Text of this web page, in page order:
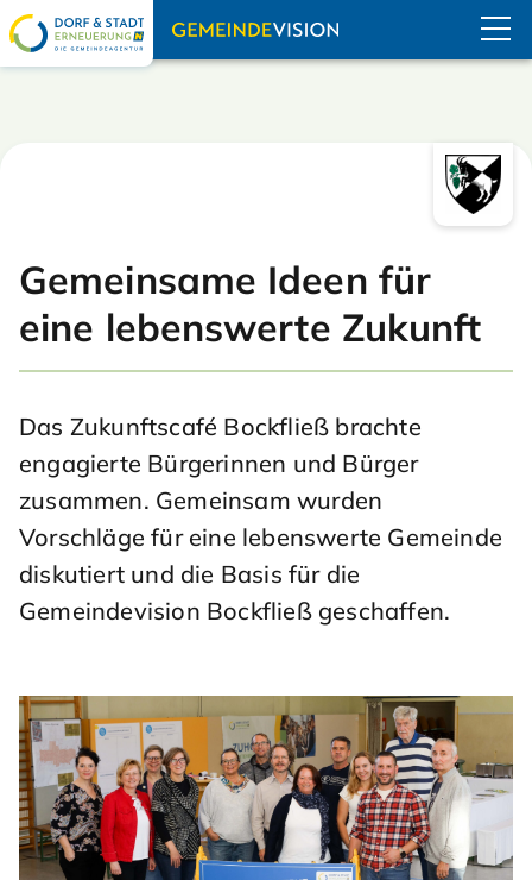
Navigation
Gemeinsame Ideen für
eine lebenswerte Zukunft
Das Zukunftscafé Bockfließ brachte
engagierte Bürgerinnen und Bürger
zusammen. Gemeinsam wurden
Vorschläge für eine lebenswerte Gemeinde
diskutiert und die Basis für die
Gemeindevision Bockfließ geschaffen.